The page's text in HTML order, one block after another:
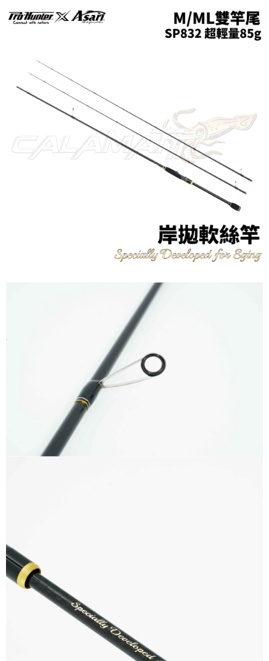
２．關於個人資料處理事宜，請瀏覽以下網址：
https://aftee.tw/terms/#terms3
３．未成年的使用者請事先徵得法定代理人或監護人之同意方可使用
４．使用「AFTEE先享後付」時，將依據個別帳號之用戶狀況，依本公司即
時審查核予不同之上限額度；若仍有額度不足之情形，本公司將視審查結果
請求用戶進行身份認證。
５．嚴禁一人註冊多個帳號或使用他人資訊註冊。若發現惡意使用之情形，
恩沛科技股份有限公司將有權停止該用戶之使用額度並採取法律行動。